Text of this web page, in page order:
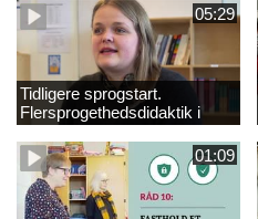
05:29
Tidligere sprogstart.
Flersprogethedsdidaktik i
engelsk
01:09